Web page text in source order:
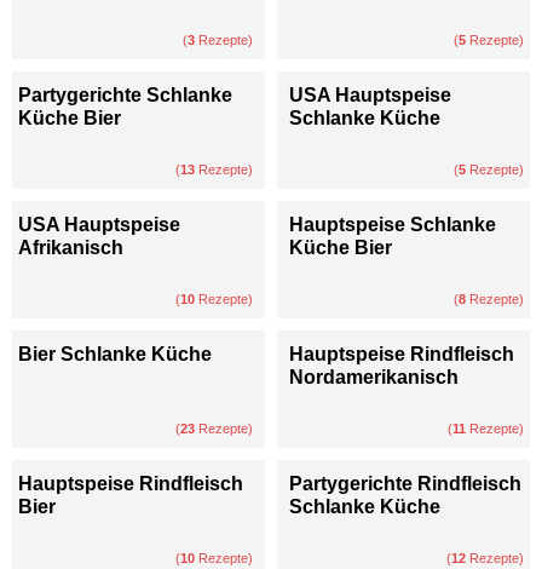
(3 Rezepte) (5 Rezepte)
Partygerichte Schlanke
Küche Bier
(13 Rezepte)
USA Hauptspeise
Schlanke Küche
(5 Rezepte)
USA Hauptspeise
Afrikanisch
(10 Rezepte)
Hauptspeise Schlanke
Küche Bier
(8 Rezepte)
Bier Schlanke Küche
(23 Rezepte)
Hauptspeise Rindfleisch
Nordamerikanisch
(11 Rezepte)
Hauptspeise Rindfleisch
Bier
(10 Rezepte)
Partygerichte Rindfleisch
Schlanke Küche
(12 Rezepte)